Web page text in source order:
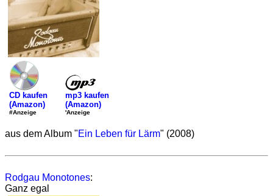
CD kaufen
(Amazon)
#Anzeige
mp3 kaufen
(Amazon)
'Anzeige
aus dem Album "Ein Leben für Lärm" (2008)
Rodgau Monotones:
Ganz egal